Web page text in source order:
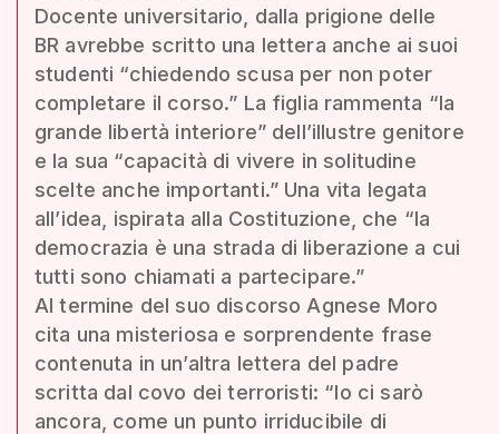
Docente universitario, dalla prigione delle
BR avrebbe scritto una lettera anche ai suoi
studenti “chiedendo scusa per non poter
completare il corso.” La figlia rammenta “la
grande libertà interiore” dell’illustre genitore
e la sua “capacità di vivere in solitudine
scelte anche importanti.” Una vita legata
all’idea, ispirata alla Costituzione, che “la
democrazia è una strada di liberazione a cui
tutti sono chiamati a partecipare.”
Al termine del suo discorso Agnese Moro
cita una misteriosa e sorprendente frase
contenuta in un’altra lettera del padre
scritta dal covo dei terroristi: “Io ci sarò
ancora, come un punto irriducibile di